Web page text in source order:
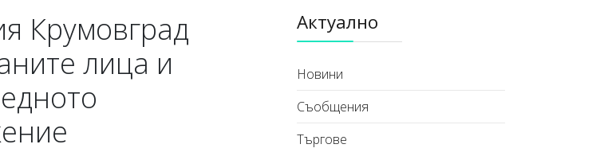
Крумовград
лица и
Актуално
Новини
Съобщения
Търгове